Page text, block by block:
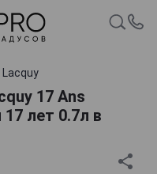
17 Ans
лет 0.7л в